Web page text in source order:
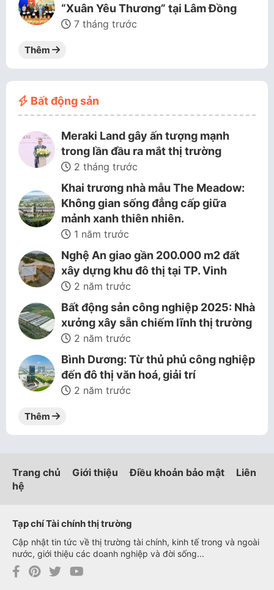
“Xuân Yêu Thương” tại Lâm Đồng
7 tháng trước
Thêm
Bất động sản
Meraki Land gây ấn tượng mạnh
trong lần đầu ra mắt thị trường
2 tháng trước
Khai trương nhà mẫu The Meadow:
Không gian sống đẳng cấp giữa
mảnh xanh thiên nhiên.
1 năm trước
Nghệ An giao gần 200.000 m2 đất
xây dựng khu đô thị tại TP. Vinh
2 năm trước
Bất động sản công nghiệp 2025: Nhà
xưởng xây sẵn chiếm lĩnh thị trường
2 năm trước
Bình Dương: Từ thủ phủ công nghiệp
đến đô thị văn hoá, giải trí
2 năm trước
Thêm
Trang chủ Giới thiệu Điều khoản bảo mật
Liên
hệ
Tạp chí Tài chính thị trường
Cập nhật tin tức về thị trường tài chính, kinh tế trong và ngoài
nước, giới thiệu các doanh nghiệp và đời sống...